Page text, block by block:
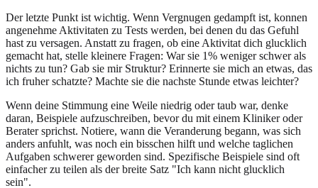
Der letzte Punkt ist wichtig. Wenn Vergnugen gedampft ist, konnen
angenehme Aktivitaten zu Tests werden, bei denen du das Gefuhl
hast zu versagen. Anstatt zu fragen, ob eine Aktivitat dich glucklich
gemacht hat, stelle kleinere Fragen: War sie 1% weniger schwer als
nichts zu tun? Gab sie mir Struktur? Erinnerte sie mich an etwas, das
ich fruher schatzte? Machte sie die nachste Stunde etwas leichter?
Wenn deine Stimmung eine Weile niedrig oder taub war, denke
daran, Beispiele aufzuschreiben, bevor du mit einem Kliniker oder
Berater sprichst. Notiere, wann die Veranderung begann, was sich
anders anfuhlt, was noch ein bisschen hilft und welche taglichen
Aufgaben schwerer geworden sind. Spezifische Beispiele sind oft
einfacher zu teilen als der breite Satz "Ich kann nicht glucklich
sein".